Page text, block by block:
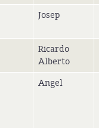
Josep
Ricardo
Alberto
Angel